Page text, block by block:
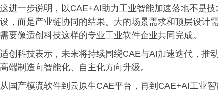
这进一步说明，以CAE+AI助力工业智能加速落地不是
设，而是产业链协同的结果。大的场景需求和顶层设计
需要像适创科技这样的专业工业软件企业共同完成。
适创科技表示，未来将持续围绕CAE与AI加速迭代，推
高端制造向智能化、自主化方向升级。
从国产模流软件到云原生CAE平台，再到CAE+AI工业